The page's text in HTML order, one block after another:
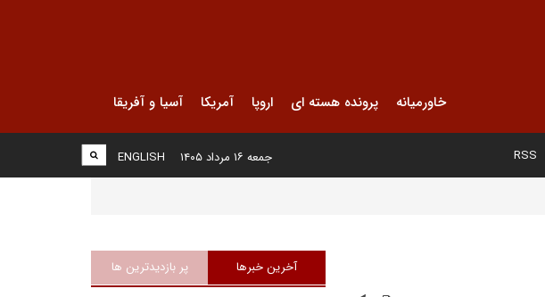
خاورمیانه پرونده هسته ای اروپا آمریکا آسیا و آفریقا
RSS
ENGLISH جمعه ۱۶ مرداد ۱۴۰۵
آخرین خبرها پر بازدیدترین ها